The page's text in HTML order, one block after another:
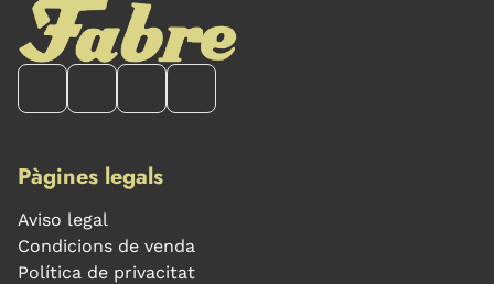
Pàgines legals
Aviso legal
Condicions de venda
Política de privacitat